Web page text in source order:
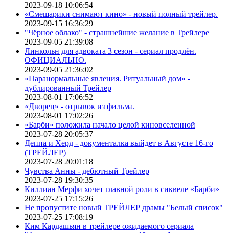
2023-09-18 10:06:54
«Смешарики снимают кино» - новый полный трейлер.
2023-09-15 16:36:29
"Чёрное облако" - страшнейшие желание в Трейлере
2023-09-05 21:39:08
Линкольн для адвоката 3 сезон - сериал продлён.
ОФИЦИАЛЬНО.
2023-09-05 21:36:02
«Паранормальные явления. Ритуальный дом» -
дублированный Трейлер
2023-08-01 17:06:52
«Дворец» - отрывок из фильма.
2023-08-01 17:02:26
«Барби» положила начало целой киновселенной
2023-07-28 20:05:37
Деппа и Херд - документалка выйдет в Августе 16-го
(ТРЕЙЛЕР)
2023-07-28 20:01:18
Чувства Анны - дебютный Трейлер
2023-07-28 19:30:35
Киллиан Мерфи хочет главной роли в сиквеле «Барби»
2023-07-25 17:15:26
Не пропустите новый ТРЕЙЛЕР драмы "Белый список"
2023-07-25 17:08:19
Ким Кардашьян в трейлере ожидаемого сериала